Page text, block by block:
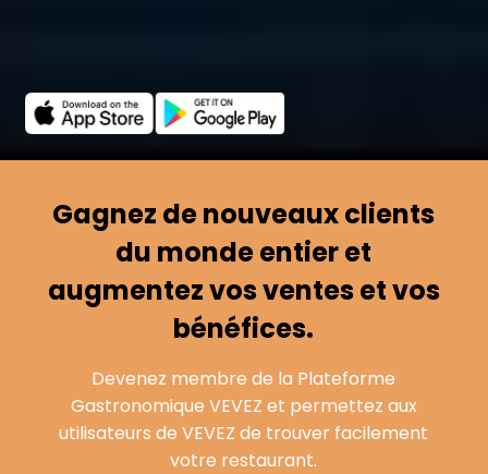
Gagnez de nouveaux clients
du monde entier et
augmentez vos ventes et vos
bénéfices.
Devenez membre de la Plateforme
Gastronomique VEVEZ et permettez aux
utilisateurs de VEVEZ de trouver facilement
votre restaurant.